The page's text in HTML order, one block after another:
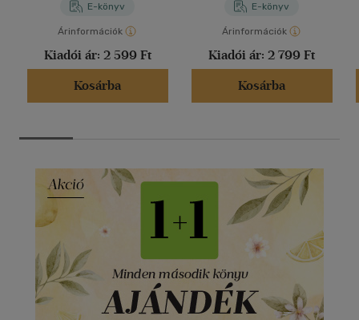
E-könyv
Árinformációk
Kiadói ár: 2 599 Ft
Kosárba
E-könyv
Árinformációk
Kiadói ár: 2 799 Ft
Kosárba